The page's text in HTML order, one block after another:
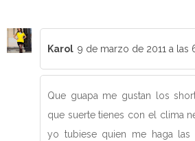
Karol 9 de marzo de 2011 a las
Que guapa me gustan los
que suerte tienes con el clima
yo tubiese quien me haga las